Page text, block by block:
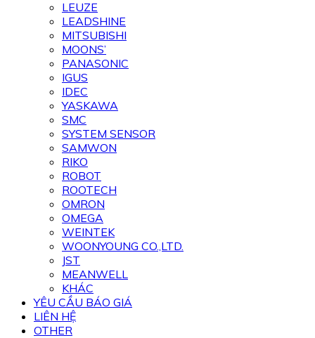
LEUZE
LEADSHINE
MITSUBISHI
MOONS’
PANASONIC
IGUS
IDEC
YASKAWA
SMC
SYSTEM SENSOR
SAMWON
RIKO
ROBOT
ROOTECH
OMRON
OMEGA
WEINTEK
WOONYOUNG CO.,LTD.
JST
MEANWELL
KHÁC
YÊU CẦU BÁO GIÁ
LIÊN HỆ
OTHER